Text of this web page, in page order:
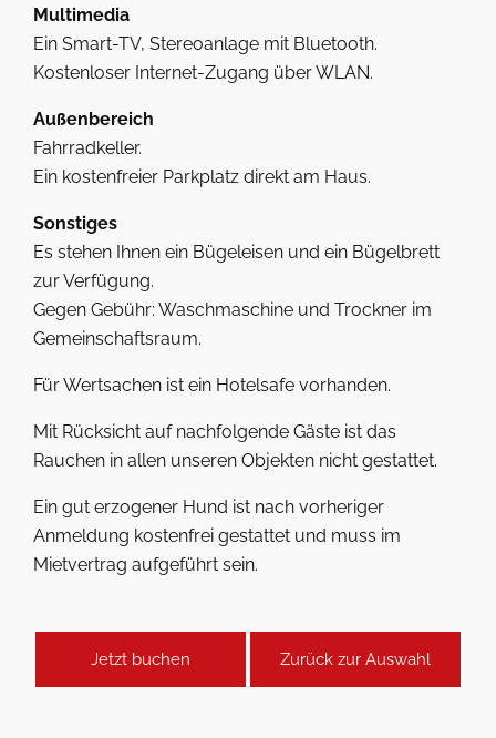
Multimedia
Ein Smart-TV, Stereoanlage mit Bluetooth.
Kostenloser Internet-Zugang über WLAN.
Außenbereich
Fahrradkeller.
Ein kostenfreier Parkplatz direkt am Haus.
Sonstiges
Es stehen Ihnen ein Bügeleisen und ein Bügelbrett
zur Verfügung.
Gegen Gebühr: Waschmaschine und Trockner im
Gemeinschaftsraum.
Für Wertsachen ist ein Hotelsafe vorhanden.
Mit Rücksicht auf nachfolgende Gäste ist das
Rauchen in allen unseren Objekten nicht gestattet.
Ein gut erzogener Hund ist nach vorheriger
Anmeldung kostenfrei gestattet und muss im
Mietvertrag aufgeführt sein.
Jetzt buchen Zurück zur Auswahl